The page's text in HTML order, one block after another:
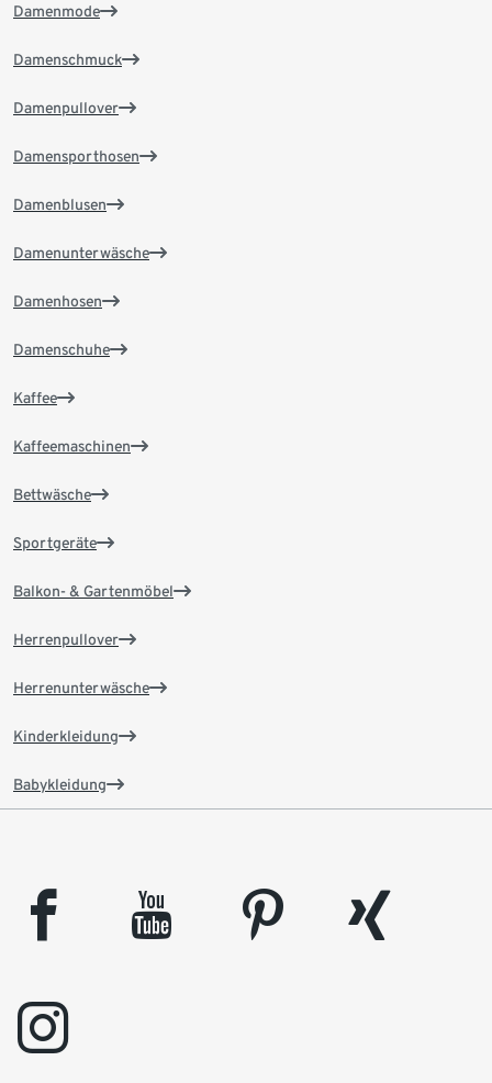
Damenmode
Damenschmuck
Damenpullover
Damensporthosen
Damenblusen
Damenunterwäsche
Damenhosen
Damenschuhe
Kaffee
Kaffeemaschinen
Bettwäsche
Sportgeräte
Balkon- & Gartenmöbel
Herrenpullover
Herrenunterwäsche
Kinderkleidung
Babykleidung
facebook youtube pinterest
xing
instagram